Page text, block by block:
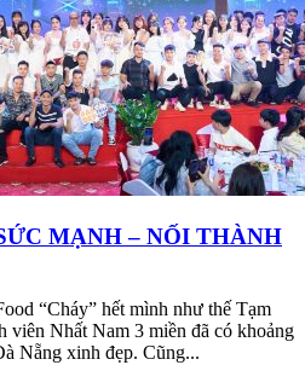
MẠNH – NỐI THÀNH
“Cháy” hết mình như thế Tạm
viên Nhất Nam 3 miền đã có khoảng
Nẵng xinh đẹp. Cũng...